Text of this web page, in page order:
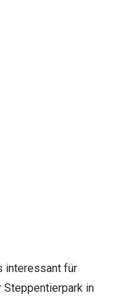
interessant für
Steppentierpark in